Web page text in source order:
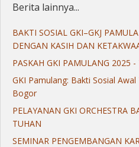
Berita lainnya...
BAKTI SOSIAL GKI–GKJ
DENGAN KASIH DAN
PASKAH GKI PAMULANG 2025 -
GKI Pamulang: Bakti Sosial
Bogor
PELAYANAN GKI ORCHESTRA
TUHAN
SEMINAR PENGEMBANGAN